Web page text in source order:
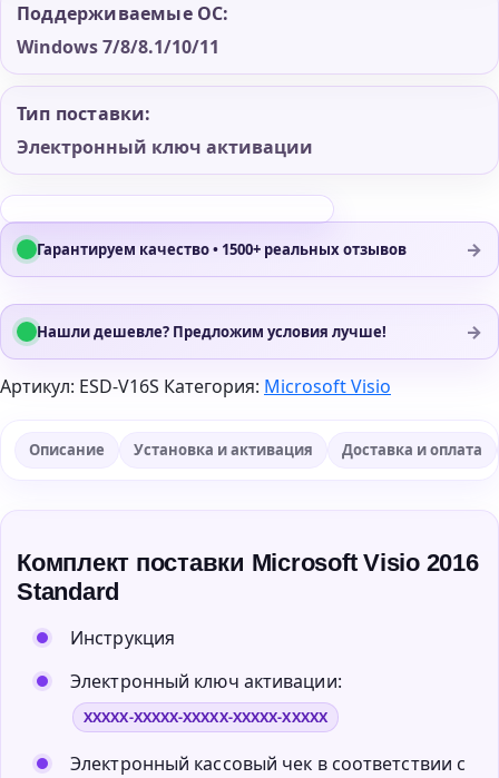
Поддерживаемые ОС:
Windows 7/8/8.1/10/11
Тип поставки:
Электронный ключ активации
Гарантируем качество • 1500+ реальных отзывов →
Нашли дешевле? Предложим условия лучше! →
Артикул: ESD-V16S Категория: Microsoft Visio
Описание Установка и активация Доставка и оплата
Комплект поставки Microsoft Visio 2016
Standard
Инструкция
Электронный ключ активации:
XXXXX-XXXXX-XXXXX-XXXXX-XXXXX
Электронный кассовый чек в соответствии с